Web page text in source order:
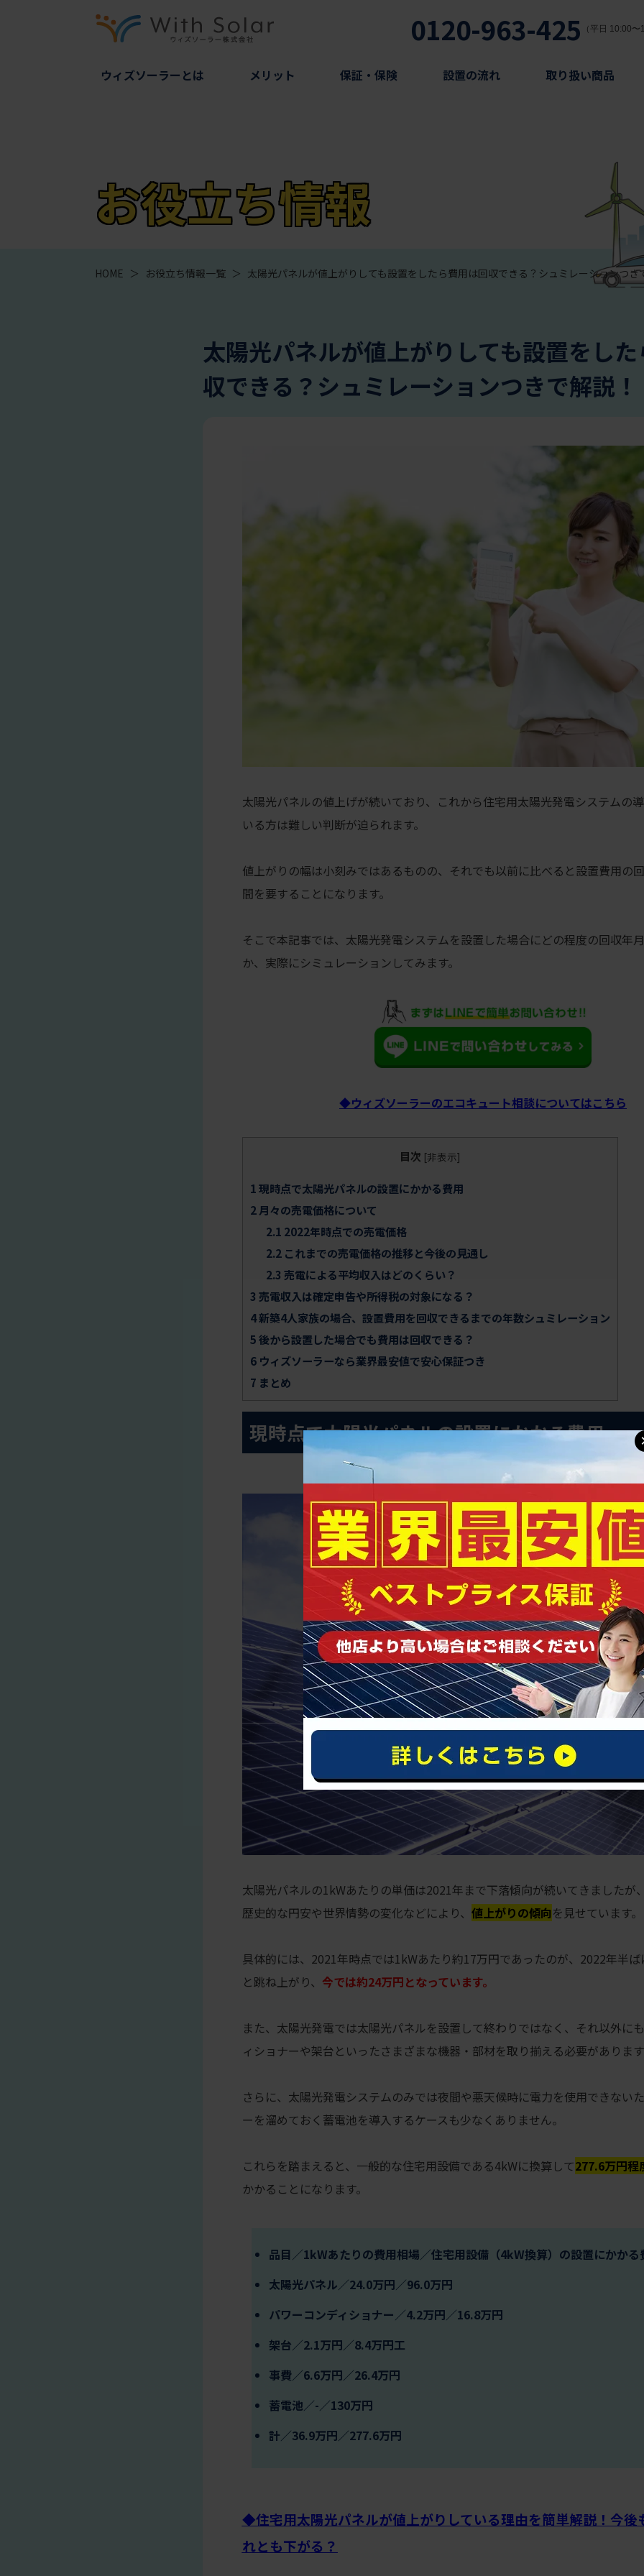
0120-963-425 （平日 10:00
ウィズソーラーとは メリット 保証・保険 設置の流れ 取り扱い商品
お役立ち情報
HOME ＞ お役立ち情報一覧 ＞ 太陽光パネルが値上がりしても設置をしたら費用は回収できる？シュミレーションつき
太陽光パネルが値上がりしても設置をし
収できる？シュミレーションつきで解説！
太陽光パネルの値上げが続いており、これから住宅用太陽光発電システムの
いる方は難しい判断が迫られます。
値上がりの幅は小刻みではあるものの、それでも以前に比べると設置費用の
間を要することになります。
そこで本記事では、太陽光発電システムを設置した場合にどの程度の回収年
か、実際にシミュレーションしてみます。
◆ウィズソーラーのエコキュート相談についてはこちら
目次 [非表示]
1現時点で太陽光パネルの設置にかかる費用
2月々の売電価格について
2.1 2022年時点での売電価格
2.2 これまでの売電価格の推移と今後の見通し
2.3 売電による平均収入はどのくらい？
3 売電収入は確定申告や所得税の対象になる？
4新築4人家族の場合、設置費用を回収できるまでの年数シュミレーション
5後から設置した場合でも費用は回収できる？
6ウィズソーラーなら業界最安値で安心保証つき
7 まとめ
現時点で太陽光パネルの設置にかかる費用
太陽光パネルの1kWあたりの単価は2021年まで下落傾向が続いてきましたが
歴史的な円安や世界情勢の変化などにより、 値上がりの傾向を見せています。
具体的には、2021年時点では1kWあたり約17万円であったのが、2022年半
と跳ね上がり、 今では約24万円となっています。
また、太陽光発電では太陽光パネルを設置して終わりではなく、それ以外に
ィショナーや架台といったさまざまな機器・部材を取り揃える必要がありま
さらに、太陽光発電システムのみでは夜間や悪天候時に電力を使用できない
ーを溜めておく蓄電池を導入するケースも少なくありません。
これらを踏まえると、一般的な住宅用設備である4kWに換算して277.6万円程
かかることになります。
品目／1kWあたりの費用相場／住宅用設備（4kW換算）の設置にかかる
太陽光パネル／24.0万円／96.0万円
パワーコンディショナー／4.2万円／16.8万円
架台／2.1万円／8.4万円工
事費／6.6万円／26.4万円
蓄電池／-／130万円
計／36.9万円／277.6万円
◆住宅用太陽光パネルが値上がりしている理由を簡単解説！今後
れとも下がる？